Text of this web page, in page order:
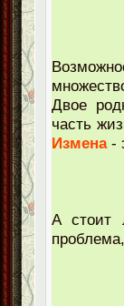
Двое
часть
Измена-
А стоит